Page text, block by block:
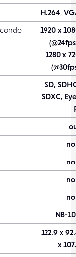
H.264,
1920 x
1280 x
SD,
SDXC,
NB-
122.9 x
x